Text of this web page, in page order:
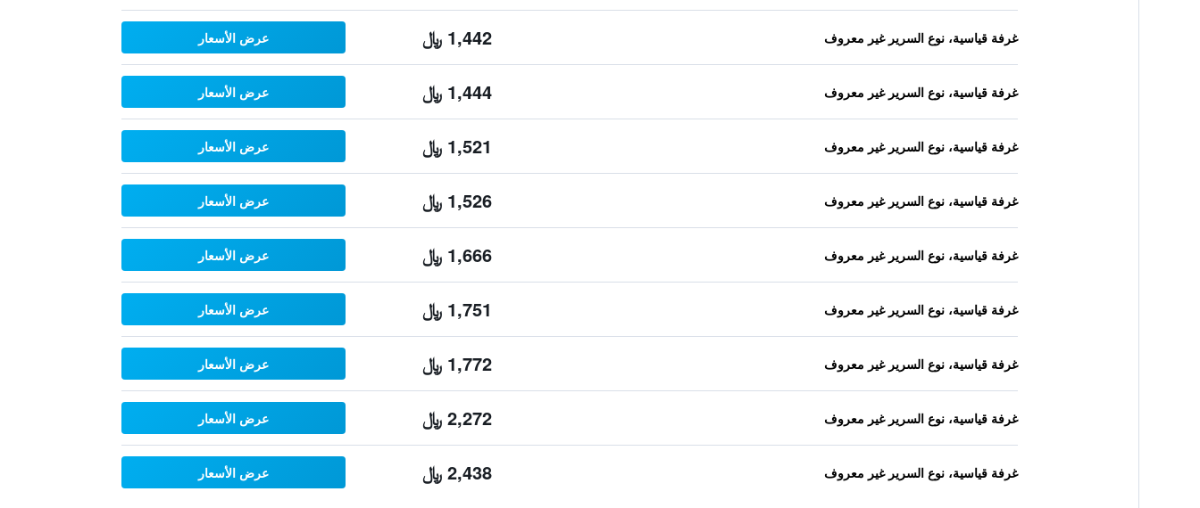
غرفة قياسية، نوع السرير غير معروف 1,442 ﷼ عرض الأسعار
غرفة قياسية، نوع السرير غير معروف 1,444 ﷼ عرض الأسعار
غرفة قياسية، نوع السرير غير معروف 1,521 ﷼ عرض الأسعار
غرفة قياسية، نوع السرير غير معروف 1,526 ﷼ عرض الأسعار
غرفة قياسية، نوع السرير غير معروف 1,666 ﷼ عرض الأسعار
غرفة قياسية، نوع السرير غير معروف 1,751 ﷼ عرض الأسعار
غرفة قياسية، نوع السرير غير معروف 1,772 ﷼ عرض الأسعار
غرفة قياسية، نوع السرير غير معروف 2,272 ﷼ عرض الأسعار
غرفة قياسية، نوع السرير غير معروف 2,438 ﷼ عرض الأسعار